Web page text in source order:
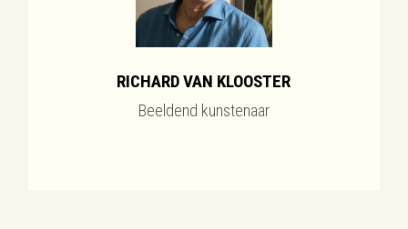
RICHARD VAN KLOOSTER
Beeldend kunstenaar